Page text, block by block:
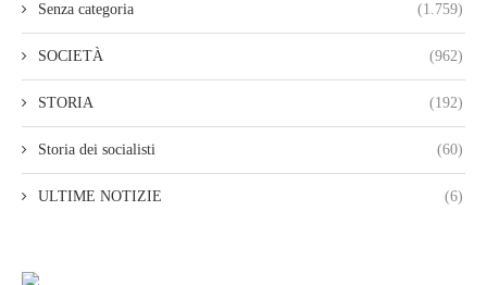
Senza categoria (1.759)
SOCIETÀ (962)
STORIA (192)
Storia dei socialisti (60)
ULTIME NOTIZIE (6)